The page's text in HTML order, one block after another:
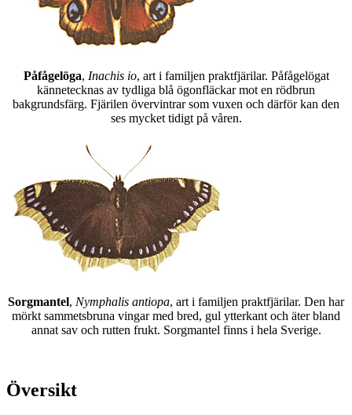
Påfågelöga, Inachis io, art i familjen praktfjärilar. Påfågelögat
kännetecknas av tydliga blå ögonfläckar mot en rödbrun
bakgrundsfärg. Fjärilen övervintrar som vuxen och därför kan den
ses mycket tidigt på våren.
Sorgmantel, Nymphalis antiopa, art i familjen praktfjärilar. Den har
mörkt sammetsbruna vingar med bred, gul ytterkant och äter bland
annat sav och rutten frukt. Sorgmantel finns i hela Sverige.
Översikt